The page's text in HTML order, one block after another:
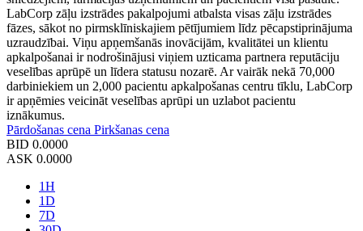
LabCorp zāļu izstrādes pakalpojumi atbalsta visas zāļu izstrādes
fāzes, sākot no pirmsklīniskajiem pētījumiem līdz pēcapstiprinājuma
uzraudzībai. Viņu apņemšanās inovācijām, kvalitātei un klientu
apkalpošanai ir nodrošinājusi viņiem uzticama partnera reputāciju
veselības aprūpē un līdera statusu nozarē. Ar vairāk nekā 70,000
darbiniekiem un 2,000 pacientu apkalpošanas centru tīklu, LabCorp
ir apņēmies veicināt veselības aprūpi un uzlabot pacientu
iznākumus.
Pārdošanas cena Pirkšanas cena
BID 0.0000
ASK 0.0000
1H
1D
7D